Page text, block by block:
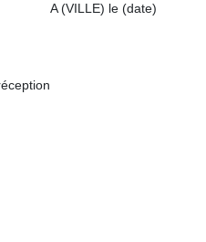
le (date)